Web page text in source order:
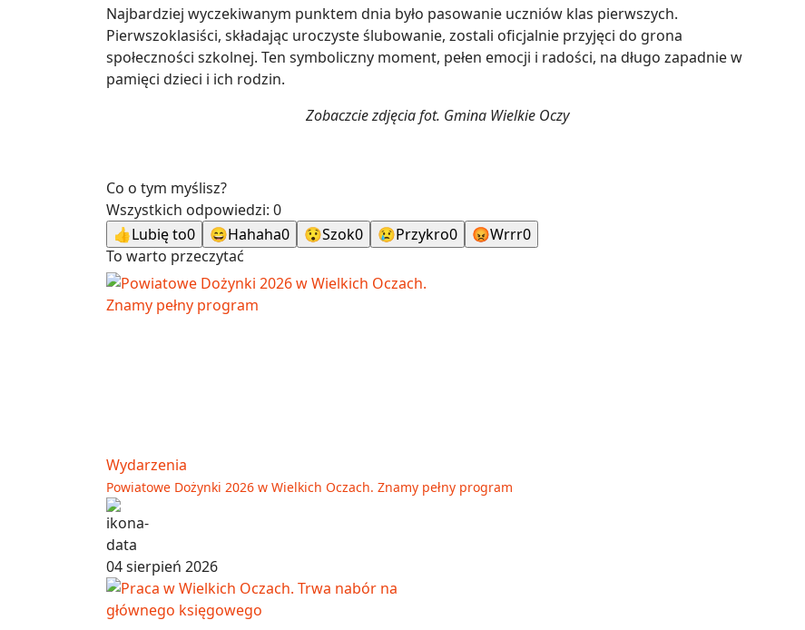
Najbardziej wyczekiwanym punktem dnia było pasowanie uczniów klas pierwszych.
Pierwszoklasiści, składając uroczyste ślubowanie, zostali oficjalnie przyjęci do grona
społeczności szkolnej. Ten symboliczny moment, pełen emocji i radości, na długo zapadnie w
pamięci dzieci i ich rodzin.
Zobaczcie zdjęcia fot. Gmina Wielkie Oczy
Co o tym myślisz?
Wszystkich odpowiedzi: 0
👍Lubię to0 😄Hahaha0 😯Szok0 😢Przykro0 😡Wrrr0
To warto przeczytać
Wydarzenia
Powiatowe Dożynki 2026 w Wielkich Oczach. Znamy pełny program
04 sierpień 2026